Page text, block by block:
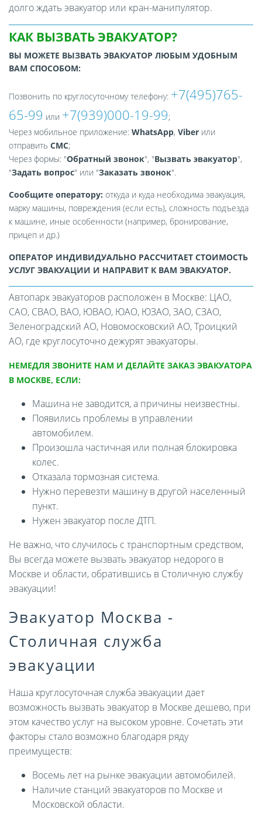
долго ждать эвакуатор или кран-манипулятор.
КАК ВЫЗВАТЬ ЭВАКУАТОР?
ВЫ МОЖЕТЕ ВЫЗВАТЬ ЭВАКУАТОР ЛЮБЫМ УДОБНЫМ
ВАМ СПОСОБОМ:
Позвонить по круглосуточному телефону: +7(495)765-
65-99 или +7(939)000-19-99;
Через мобильное приложение: WhatsApp, Viber или
отправить СМС;
Через формы: "Обратный звонок", "Вызвать эвакуатор",
"Задать вопрос" или "Заказать звонок".
Сообщите оператору: откуда и куда необходима эвакуация,
марку машины, повреждения (если есть), сложность подъезда
к машине, иные особенности (например, бронирование,
прицеп и др.)
ОПЕРАТОР ИНДИВИДУАЛЬНО РАССЧИТАЕТ СТОИМОСТЬ
УСЛУГ ЭВАКУАЦИИ И НАПРАВИТ К ВАМ ЭВАКУАТОР.
Автопарк эвакуаторов расположен в Москве: ЦАО,
САО, СВАО, ВАО, ЮВАО, ЮАО, ЮЗАО, ЗАО, СЗАО,
Зеленоградский АО, Новомосковский АО, Троицкий
АО, где круглосуточно дежурят эвакуаторы.
НЕМЕДЛЯ ЗВОНИТЕ НАМ И ДЕЛАЙТЕ ЗАКАЗ ЭВАКУАТОРА
В МОСКВЕ, ЕСЛИ:
Машина не заводится, а причины неизвестны.
Появились проблемы в управлении
автомобилем.
Произошла частичная или полная блокировка
колес.
Отказала тормозная система.
Нужно перевезти машину в другой населенный
пункт.
Нужен эвакуатор после ДТП.
Не важно, что случилось с транспортным средством,
Вы всегда можете вызвать эвакуатор недорого в
Москве и области, обратившись в Столичную службу
эвакуации!
Эвакуатор Москва -
Столичная служба
эвакуации
Наша круглосуточная служба эвакуации дает
возможность вызвать эвакуатор в Москве дешево, при
этом качество услуг на высоком уровне. Сочетать эти
факторы стало возможно благодаря ряду
преимуществ:
Восемь лет на рынке эвакуации автомобилей.
Наличие станций эвакуаторов по Москве и
Московской области.